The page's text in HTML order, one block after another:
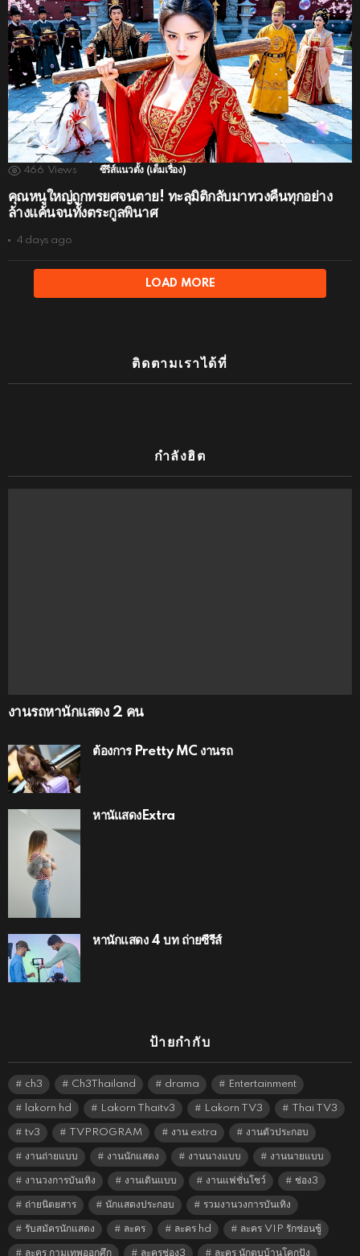
466 Views ซีรีส์แนวตั้ง (เต็มเรื่อง)
คุณหนูใหญ่ถูกทรยศจนตาย! ทะลุมิติกลับมาทวงคืนทุกอย่าง
ล้างแค้นจนทั้งตระกูลพินาศ
4 days ago
LOAD MORE
ติดตามเราได้ที่
กำลังฮิต
งานรถหานักแสดง 2 คน
ต้องการ Pretty MC งานรถ
หานัแสดงExtra
หานักแสดง 4 บท ถ่ายซีรีส์
ป้ายกำกับ
ch3 Ch3Thailand drama Entertainment
lakorn hd Lakorn Thaitv3 Lakorn TV3 Thai TV3
tv3 TVPROGRAM งาน extra งานตัวประกอบ
งานถ่ายแบบ งานนักแสดง งานนางแบบ งานนายแบบ
งานวงการบันเทิง งานเดินแบบ งานแฟชั่นโชว์ ช่อง3
ถ่ายนิตยสาร นักแสดงประกอบ รวมงานวงการบันเทิง
รับสมัครนักแสดง ละคร ละคร hd ละคร VIP รักซ่อนชู้
ละคร กามเทพออกศึก ละครช่อง3 ละคร นักตบบ้านโคกปัง